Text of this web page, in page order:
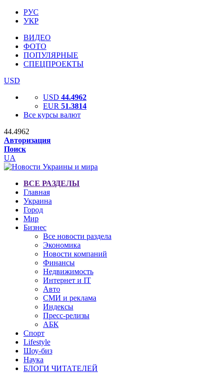
РУС
УКР
ВИДЕО
ФОТО
ПОПУЛЯРНЫЕ
СПЕЦПРОЕКТЫ
USD
USD 44.4962
EUR 51.3814
Все курсы валют
44.4962
Авторизация
Поиск
UA
ВСЕ РАЗДЕЛЫ
Главная
Украина
Город
Мир
Бизнес
Все новости раздела
Экономика
Новости компаний
Финансы
Недвижимость
Интернет и IT
Авто
СМИ и реклама
Индексы
Пресс-релизы
АБК
Спорт
Lifestyle
Шоу-биз
Наука
БЛОГИ ЧИТАТЕЛЕЙ